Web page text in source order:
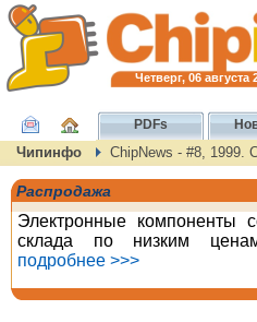
Четверг, 06 августа
PDFs
Чипинфо ChipNews - #8, 1999.
Распродажа
Электронные компоненты
склада по низким
подробнее >>>